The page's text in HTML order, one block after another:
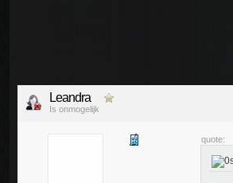
Leandra
Is onmogelijk
quote: